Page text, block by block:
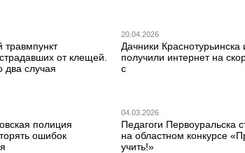
травмпункт
от клещей.
два случая
20.04.2026
Дачники Краснотурьинска
получили интернет на
с
полиция
ошибок
04.03.2026
Педагоги Первоуральска
на областном конкурсе
учить!»